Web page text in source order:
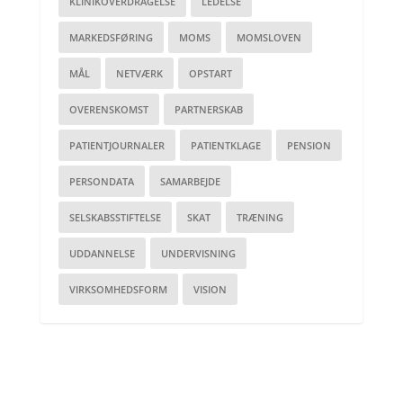
MARKEDSFØRING MOMS MOMSLOVEN
MÅL NETVÆRK OPSTART
OVERENSKOMST PARTNERSKAB
PATIENTJOURNALER PATIENTKLAGE PENSION
PERSONDATA SAMARBEJDE
SELSKABSSTIFTELSE SKAT TRÆNING
UDDANNELSE UNDERVISNING
VIRKSOMHEDSFORM VISION